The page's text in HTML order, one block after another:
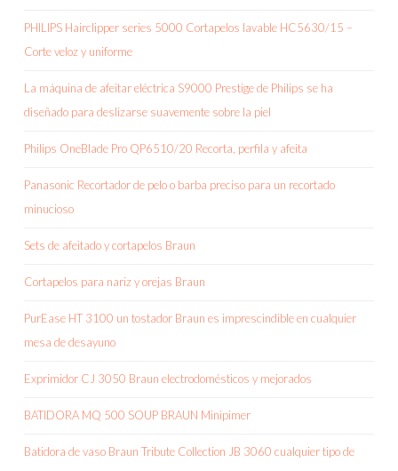
PHILIPS Hairclipper series 5000 Cortapelos lavable HC5630/15 –
Corte veloz y uniforme
La máquina de afeitar eléctrica S9000 Prestige de Philips se ha
diseñado para deslizarse suavemente sobre la piel
Philips OneBlade Pro QP6510/20 Recorta, perfila y afeita
Panasonic Recortador de pelo o barba preciso para un recortado
minucioso
Sets de afeitado y cortapelos Braun
Cortapelos para nariz y orejas Braun
PurEase HT 3100 un tostador Braun es imprescindible en cualquier
mesa de desayuno
Exprimidor CJ 3050 Braun electrodomésticos y mejorados
BATIDORA MQ 500 SOUP BRAUN Minipimer
Batidora de vaso Braun Tribute Collection JB 3060 cualquier tipo de